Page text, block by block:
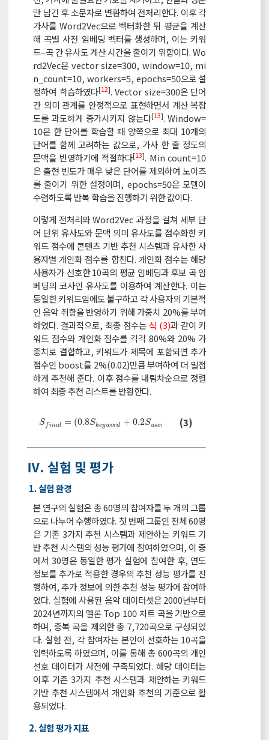
만 남긴 후 소문자로 변환하여 전처리한다. 이후 각
가사를 Word2Vec으로 벡터화한 뒤 평균을 계산
해 곡별 사전 임베딩 벡터를 생성하며, 이는 키워
드–곡 간 유사도 계산 시간을 줄이기 위함이다. Wo
rd2Vec은 vector size=300, window=10, mi
n_count=10, workers=5, epochs=50으로 설
정하여 학습하였다[12]. Vector size=300은 단어
간 의미 관계를 안정적으로 표현하면서 계산 복잡
도를 과도하게 증가시키지 않는다[13]. Window=
10은 한 단어를 학습할 때 양쪽으로 최대 10개의
단어를 함께 고려하는 값으로, 가사 한 줄 정도의
문맥을 반영하기에 적절하다[13]. Min count=10
은 출현 빈도가 매우 낮은 단어를 제외하여 노이즈
를 줄이기 위한 설정이며, epochs=50은 모델이
수렴하도록 반복 학습을 진행하기 위한 값이다.
이렇게 전처리와 Word2Vec 과정을 걸쳐 세부 단
어 단위 유사도와 문맥 의미 유사도를 점수화한 키
워드 점수에 콘텐츠 기반 추천 시스템과 유사한 사
용자별 개인화 점수를 합친다. 개인화 점수는 해당
사용자가 선호한 10곡의 평균 임베딩과 후보 곡 임
베딩의 코사인 유사도를 이용하여 계산한다. 이는
동일한 키워드임에도 불구하고 각 사용자의 기본적
인 음악 취향을 반영하기 위해 가중치 20%를 부여
하였다. 결과적으로, 최종 점수는식 (3)과 같이 키
워드 점수와 개인화 점수를 각각 80%와 20% 가
중치로 결합하고, 키워드가 제목에 포함되면 추가
점수인 boost를 2%(0.02)만큼 부여하여 더 밀접
하게 추천해 준다. 이후 점수를 내림차순으로 정렬
하여 최종 추천 리스트를 반환한다.
S final = (0.8Skeyword + 0.2Suser 0.02
Sfn al=0.8Skeyword+0.2Su +0.02
(3)
Ⅳ. 실험 및 평가
1. 실험 환경
본 연구의 실험은 총 60명의 참여자를 두 개의 그룹
으로 나누어 수행하였다. 첫 번째 그룹인 전체 60명
은 기존 3가지 추천 시스템과 제안하는 키워드 기
반 추천 시스템의 성능 평가에 참여하였으며, 이 중
에서 30명은 동일한 평가 실험에 참여한 후, 연도
정보를 추가로 적용한 경우의 추천 성능 평가를 진
행하여, 추가 정보에 의한 추천 성능 평가에 참여하
였다. 실험에 사용된 음악 데이터셋은 2000년부터
2024년까지의 멜론 Top 100 차트 곡을 기반으로
하며, 중복 곡을 제외한 총 7,720곡으로 구성되었
다. 실험 전, 각 참여자는 본인이 선호하는 10곡을
입력하도록 하였으며, 이를 통해 총 600곡의 개인
선호 데이터가 사전에 구축되었다. 해당 데이터는
이후 기존 3가지 추천 시스템과 제안하는 키워드
기반 추천 시스템에서 개인화 추천의 기준으로 활
용되었다.
2. 실험 평가 지표